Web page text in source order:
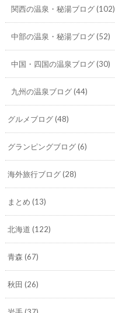
関西の温泉・秘湯ブログ(102)
中部の温泉・秘湯ブログ(52)
中国・四国の温泉ブログ(30)
九州の温泉ブログ(44)
グルメブログ(48)
グランピングブログ(6)
海外旅行ブログ(28)
まとめ (13)
北海道 (122)
青森 (67)
秋田 (26)